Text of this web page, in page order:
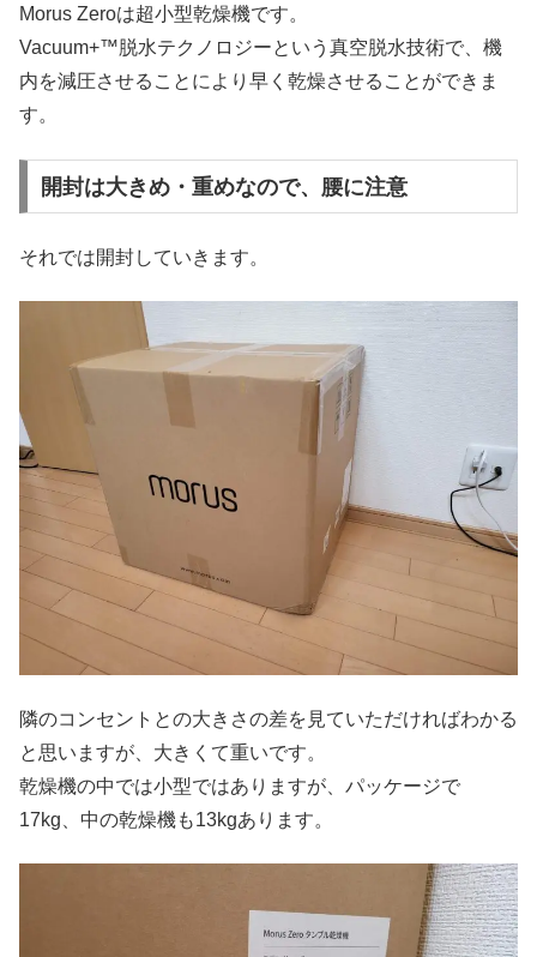
Morus Zeroは超小型乾燥機です。
Vacuum+™脱水テクノロジーという真空脱水技術で、機
内を減圧させることにより早く乾燥させることができま
す。
開封は大きめ・重めなので、腰に注意
それでは開封していきます。
隣のコンセントとの大きさの差を見ていただければわかる
と思いますが、大きくて重いです。
乾燥機の中では小型ではありますが、パッケージで
17kg、中の乾燥機も13kgあります。